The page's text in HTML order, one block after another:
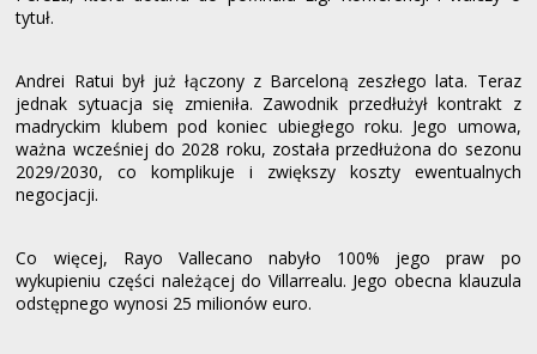
tytuł.
Andrei Ratui był już łączony z Barceloną zeszłego lata. Teraz
jednak sytuacja się zmieniła. Zawodnik przedłużył kontrakt z
madryckim klubem pod koniec ubiegłego roku. Jego umowa,
ważna wcześniej do 2028 roku, została przedłużona do sezonu
2029/2030, co komplikuje i zwiększy koszty ewentualnych
negocjacji.
Co więcej, Rayo Vallecano nabyło 100% jego praw po
wykupieniu części należącej do Villarrealu. Jego obecna klauzula
odstępnego wynosi 25 milionów euro.